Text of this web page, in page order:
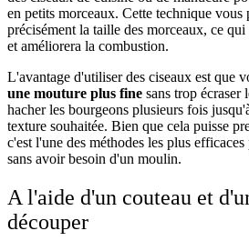
en petits morceaux. Cette technique
précisément la taille des morceaux, ce
et améliorera la combustion.
L'avantage d'utiliser des ciseaux est que
une mouture plus fine sans trop écraser
hacher les bourgeons plusieurs fois
texture souhaitée. Bien que cela puisse
c'est l'une des méthodes les plus
sans avoir besoin d'un moulin.
A l'aide d'un couteau et
découper